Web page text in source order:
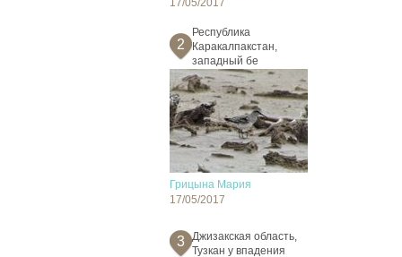
17/05/2017
2
Республика
Каракалпакстан,
западный бе
Грицына Мария
17/05/2017
3
Джизакская область,
Тузкан у впадения